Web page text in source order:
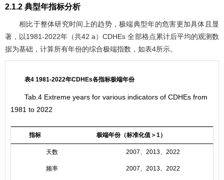
2.1.2 典型年指标分析
相比于整体研究时间上的趋势，极端典型年的危害更加具体且显
著，以1981-2022年（共42 a）CDHEs 全部格点累计后平均的观测数
据为基础，计算所有年份的综合极端指数，如表4所示。
表4 1981-2022年CDHEs各指标极端年份
Tab.4 Extreme years for various indicators of CDHEs from
1981 to 2022
指标 极端年份（标准化值＞1）
天数 2007、2013、2022
频率 2007、2013、2022